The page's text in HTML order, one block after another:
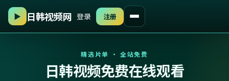
▶ 日韩视频网 登录 注册
精选片单 · 全站免费
日韩视频免费在线观看